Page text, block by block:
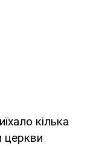
кілька
церкви